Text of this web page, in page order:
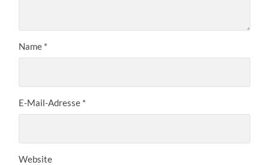
Name *
E-Mail-Adresse *
Website